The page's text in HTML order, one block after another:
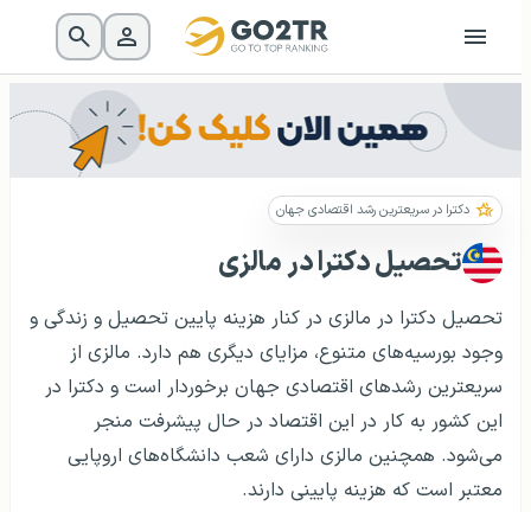
دکترا در سریعترین رشد اقتصادی جهان
تحصیل دکترا در مالزی
تحصیل دکترا در مالزی در کنار هزینه پایین تحصیل و زندگی و
وجود بورسیه‌های متنوع، مزایای دیگری هم دارد. مالزی از
سریعترین رشدهای اقتصادی جهان برخوردار است و دکترا در
این کشور به کار در این اقتصاد در حال پیشرفت منجر
می‌شود. همچنین مالزی دارای شعب دانشگاه‌های اروپایی
معتبر است که هزینه پایینی دارند.